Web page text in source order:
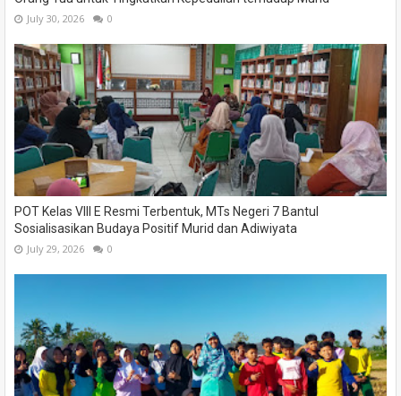
July 30, 2026 0
POT Kelas VIII E Resmi Terbentuk, MTs Negeri 7 Bantul
Sosialisasikan Budaya Positif Murid dan Adiwiyata
July 29, 2026 0